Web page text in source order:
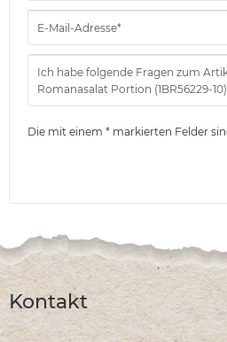
Die mit einem * markierten Felder
Kontakt